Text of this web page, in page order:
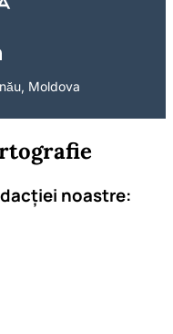
Moldova
noastre: